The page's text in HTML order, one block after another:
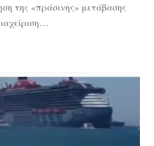
της «πράσινης» μετάβασης